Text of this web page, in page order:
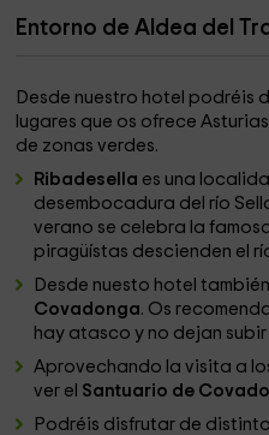
Entorno de Aldea del
Desde nuestro hotel podréis
lugares que os ofrece
de zonas verdes.
Ribadesella es una
desembocadura del río
verano se celebra la
piragüístas descienden el
Desde nuesto hotel
Covadonga. Os
hay atasco y no dejan
Aprovechando la visita a
ver el Santuario de
Podréis disfrutar de